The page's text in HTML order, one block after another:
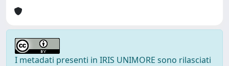
I metadati presenti in IRIS UNIMORE sono rilasciati